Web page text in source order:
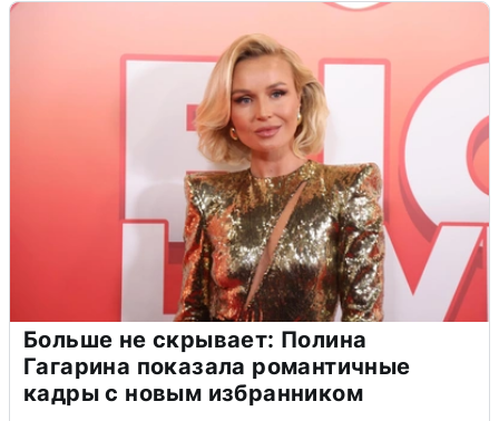
Больше не скрывает: Полина
Гагарина показала романтичные
кадры с новым избранником